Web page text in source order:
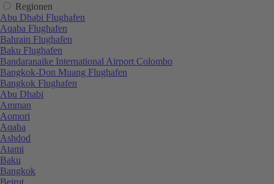
Regionen
Abu Dhabi Flughafen
Aqaba Flughafen
Bahrain Flughafen
Baku Flughafen
Bandaranaike International Airport Colombo
Bangkok-Don Muang Flughafen
Bangkok Flughafen
Abu Dhabi
Amman
Aomori
Aqaba
Ashdod
Atami
Baku
Bangkok
Beirut